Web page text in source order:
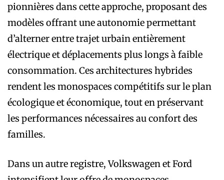
pionnières dans cette approche, proposant des
modèles offrant une autonomie permettant
d’alterner entre trajet urbain entièrement
électrique et déplacements plus longs à faible
consommation. Ces architectures hybrides
rendent les monospaces compétitifs sur le plan
écologique et économique, tout en préservant
les performances nécessaires au confort des
familles.
Dans un autre registre, Volkswagen et Ford